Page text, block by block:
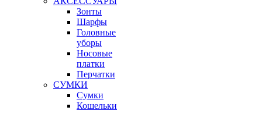
Зонты
Шарфы
Головные
уборы
Носовые
платки
Перчатки
СУМКИ
Сумки
Кошельки